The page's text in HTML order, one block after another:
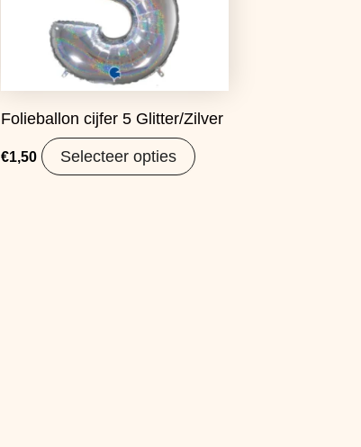
Folieballon cijfer 5 Glitter/Zilver
€1,50 Selecteer opties